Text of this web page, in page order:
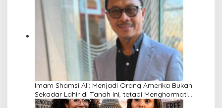
Imam Shamsi Ali: Menjadi Orang Amerika Bukan
Sekadar Lahir di Tanah Ini, tetapi Menghormati
Perbedaan